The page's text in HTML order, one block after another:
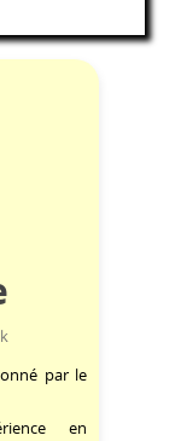
par le
en